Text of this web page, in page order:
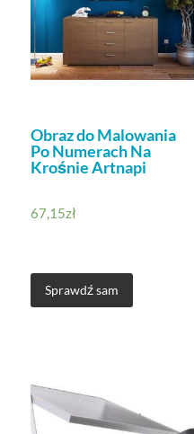
Obraz do Malowania
Po Numerach Na
Krośnie Artnapi
67,15zł
Sprawdź sam